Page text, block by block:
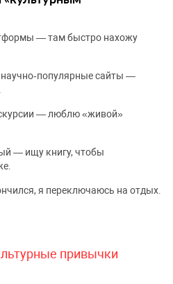
— там быстро нахожу
сайты —
— люблю «живой»
— ищу книгу, чтобы
я переключаюсь на отдых.
привычки